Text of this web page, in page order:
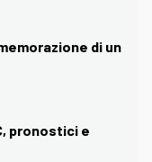
di un
pronostici e